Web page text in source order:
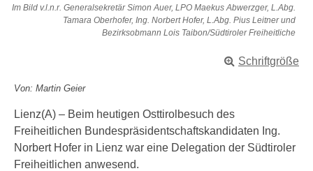
Im Bild v.l.n.r. Generalsekretär Simon Auer, LPO Maekus Abwerzger, L.Abg.
Tamara Oberhofer, Ing. Norbert Hofer, L.Abg. Pius Leitner und
Bezirksobmann Lois Taibon/Südtiroler Freiheitliche
Schriftgröße
Von: Martin Geier
Lienz(A) – Beim heutigen Osttirolbesuch des
Freiheitlichen Bundespräsidentschaftskandidaten Ing.
Norbert Hofer in Lienz war eine Delegation der Südtiroler
Freiheitlichen anwesend.